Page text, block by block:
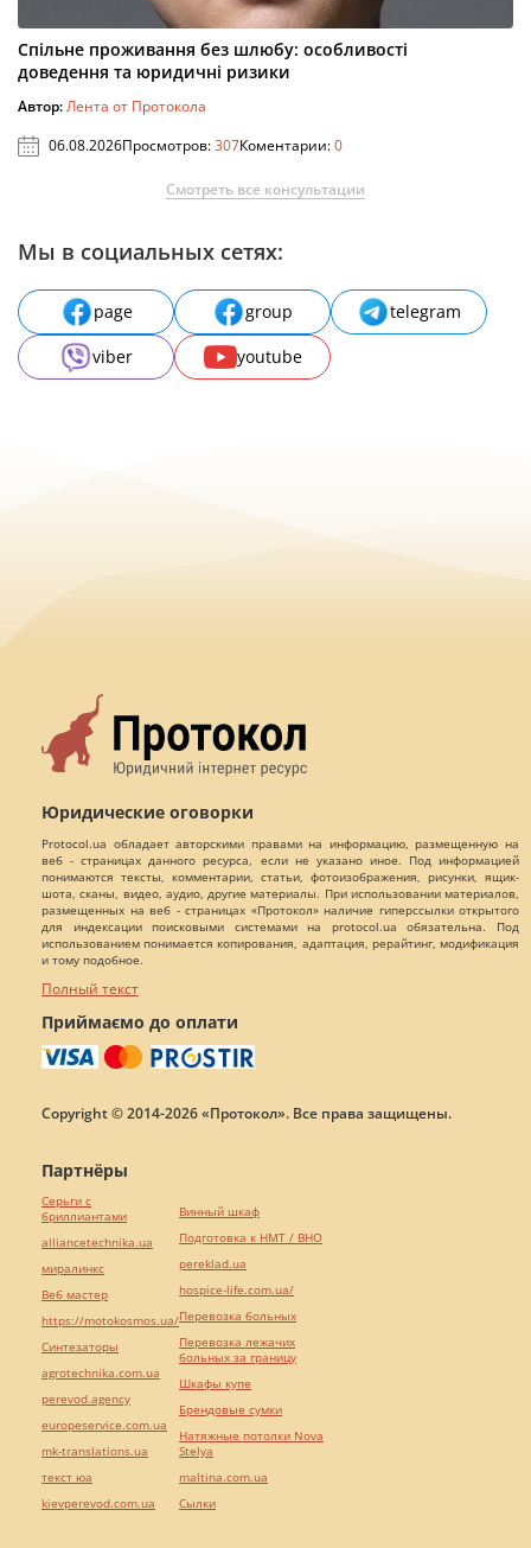
Спільне проживання без шлюбу: особливості
доведення та юридичні ризики
Автор:Лента от Протокола
06.08.2026Просмотров:307Коментарии:0
Смотреть все консультации
Мы в социальных сетях:
page group
telegram
viber
youtube
Юридические оговорки
Protocol.ua обладает авторскими правами на информацию, размещенную на
веб - страницах данного ресурса, если не указано иное. Под информацией
понимаются тексты, комментарии, статьи, фотоизображения, рисунки, ящик-
шота, сканы, видео, аудио, другие материалы. При использовании материалов,
размещенных на веб - страницах «Протокол» наличие гиперссылки открытого
для индексации поисковыми системами на protocol.ua обязательна. Под
использованием понимается копирования, адаптация, рерайтинг, модификация
и тому подобное.
Полный текст
Приймаємо до оплати
Copyright © 2014-2026 «Протокол». Все права защищены.
Партнёры
Серьги с
бриллиантами
alliancetechnika.ua
миралинкс
Веб мастер
https://motokosmos.ua/
Синтезаторы
agrotechnika.com.ua
perevod.agency
europeservice.com.ua
mk-translations.ua
текст юа
kievperevod.com.ua
Винный шкаф
Подготовка к НМТ / ВНО
pereklad.ua
hospice-life.com.ua/
Перевозка больных
Перевозка лежачих
больных за границу
Шкафы купе
Брендовые сумки
Натяжные потолки Nova
Stelya
maltina.com.ua
Cылки